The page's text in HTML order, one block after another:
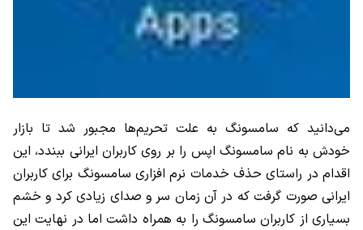
می‌دانید که سامسونگ به علت تحریم‌ها مجبور شد تا بازار
خودش به نام سامسونگ اپس را بر روی کاربران ایرانی ببندد، این
اقدام در راستای حذف خدمات نرم افزاری سامسونگ برای کاربران
ایرانی صورت گرفت که در آن زمان سر و صدای زیادی کرد و خشم
بسیاری از کاربران سامسونگ را به همراه داشت اما در نهایت این